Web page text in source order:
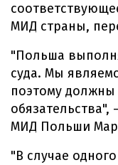
МИД страны,
"Польша
суда. Мы
поэтому должны
обязательства",
МИД Польши
"В случае